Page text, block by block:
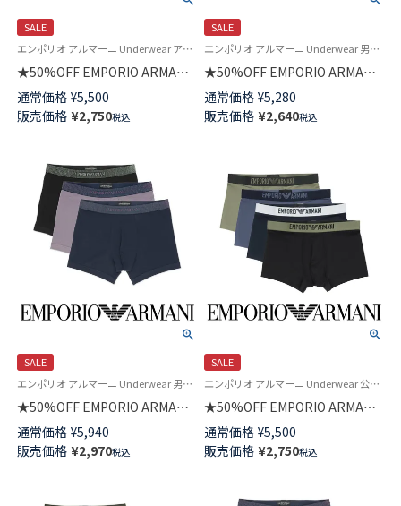
SALE
エンポリオ アルマーニ Underwear アンダーウェア 紳士 下着
★50%OFF EMPORIO ARMANI
SOFT MODAL ソフトモダール
ボクサーパンツ 前閉じ EUサイ
ズ メンズ 54007833
通常価格 ¥5,500
販売価格 ¥2,750税込
SALE
エンポリオ アルマーニ Underwear 男性 アンダーウェア 紳士 下着
★50%OFF EMPORIO ARMANI
BASIC MICROFIBER マイクロフ
ァイバー ブリーフ パンツ 前閉
じ EUサイズ メンズ 54007750
通常価格 ¥5,280
販売価格 ¥2,640税込
SALE
エンポリオ アルマーニ Underwear 男性アンダーウェア 紳士 下着
★50%OFF EMPORIO ARMANI
SHINY LOGOBAND TRUNK シ
ャイニーロゴバンド ボクサーブ
リーフパンツ 前閉じ EUサイズ
通常価格 ¥5,940
販売価格 ¥2,970税込
SALE
エンポリオ アルマーニ Underwear 公式オンラインショップ 紳士 下着
★50%OFF EMPORIO ARMANI
BASIC MICROFIBER ベーシック
マイクロファイバー ボクサーパ
ンツ 前閉じ EUサイズ メンズ
通常価格 ¥5,500
販売価格 ¥2,750税込